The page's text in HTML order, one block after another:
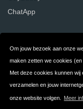
Om jouw bezoek aan onze
maken zetten we cookies
Met deze cookies kunnen wij
verzamelen en jouw
onze website volgen. Meer
ChatApp
Contact